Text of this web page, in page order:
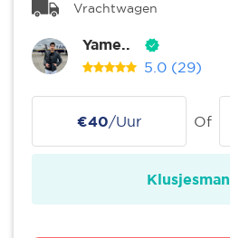
Vrachtwagen
Yame..
5.0 (29)
€40/Uur Of
Klusjesman